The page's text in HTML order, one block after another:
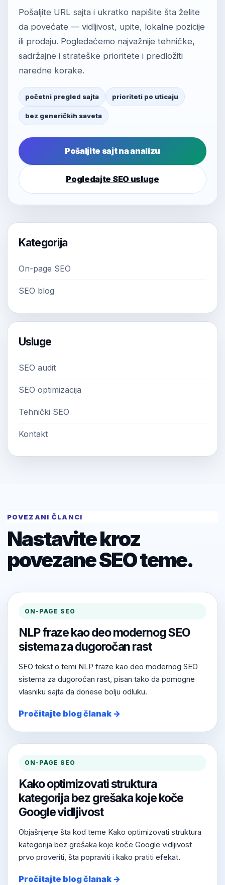
Pošaljite URL sajta i ukratko napišite šta želite
da povećate — vidljivost, upite, lokalne pozicije
ili prodaju. Pogledaćemo najvažnije tehničke,
sadržajne i strateške prioritete i predložiti
naredne korake.
početni pregled sajta prioriteti po uticaju
bez generičkih saveta
Pošaljite sajt na analizu
Pogledajte SEO usluge
Kategorija
On-page SEO
SEO blog
Usluge
SEO audit
SEO optimizacija
Tehnički SEO
Kontakt
POVEZANI ČLANCI
Nastavite kroz
povezane SEO teme.
ON-PAGE SEO
NLP fraze kao deo modernog SEO
sistema za dugoročan rast
SEO tekst o temi NLP fraze kao deo modernog SEO
sistema za dugoročan rast, pisan tako da pomogne
vlasniku sajta da donese bolju odluku.
Pročitajte blog članak →
ON-PAGE SEO
Kako optimizovati struktura
kategorija bez grešaka koje koče
Google vidljivost
Objašnjenje šta kod teme Kako optimizovati struktura
kategorija bez grešaka koje koče Google vidljivost
prvo proveriti, šta popraviti i kako pratiti efekat.
Pročitajte blog članak →